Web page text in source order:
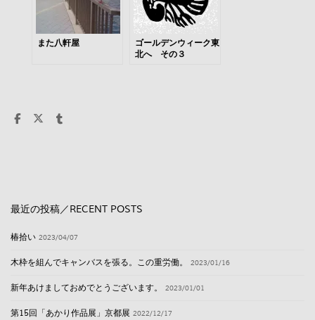
また八軒屋
ゴールデンウィーク東
北へ その３
最近の投稿／RECENT POSTS
椿拾い 2023/04/07
木枠を組んでキャンバスを張る。この重労働。 2023/01/16
新年あけましておめでとうございます。 2023/01/01
第15回「あかり作品展」京都展 2022/12/17